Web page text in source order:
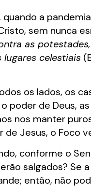
a
sem nunca
as
celestiais
os lados, os
poder de Deus,
nos manter
de Jesus, o Foco
conforme o
salgados?
então, não